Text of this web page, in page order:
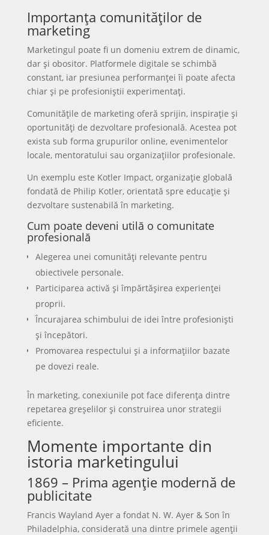
Importanța comunităților de
marketing
Marketingul poate fi un domeniu extrem de dinamic,
dar și obositor. Platformele digitale se schimbă
constant, iar presiunea performanței îi poate afecta
chiar și pe profesioniștii experimentați.
Comunitățile de marketing oferă sprijin, inspirație și
oportunități de dezvoltare profesională. Acestea pot
exista sub forma grupurilor online, evenimentelor
locale, mentoratului sau organizațiilor profesionale.
Un exemplu este Kotler Impact, organizație globală
fondată de Philip Kotler, orientată spre educație și
dezvoltare sustenabilă în marketing.
Cum poate deveni utilă o comunitate
profesională
Alegerea unei comunități relevante pentru
obiectivele personale.
Participarea activă și împărtășirea experienței
proprii.
Încurajarea schimbului de idei între profesioniști
și începători.
Promovarea respectului și a informațiilor bazate
pe dovezi reale.
În marketing, conexiunile pot face diferența dintre
repetarea greșelilor și construirea unor strategii
eficiente.
Momente importante din
istoria marketingului
1869 – Prima agenție modernă de
publicitate
Francis Wayland Ayer a fondat N. W. Ayer & Son în
Philadelphia, considerată una dintre primele agenții